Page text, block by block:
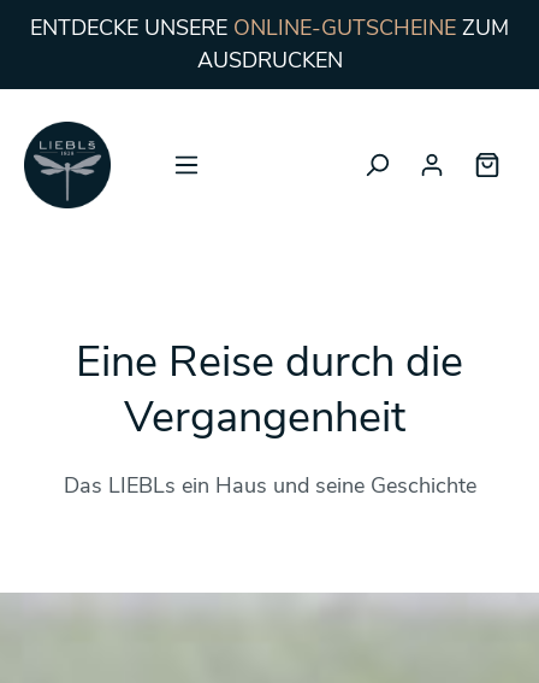
ENTDECKE UNSERE ONLINE-GUTSCHEINE ZUM
AUSDRUCKEN
Eine Reise durch die
Vergangenheit
Das LIEBLs ein Haus und seine Geschichte